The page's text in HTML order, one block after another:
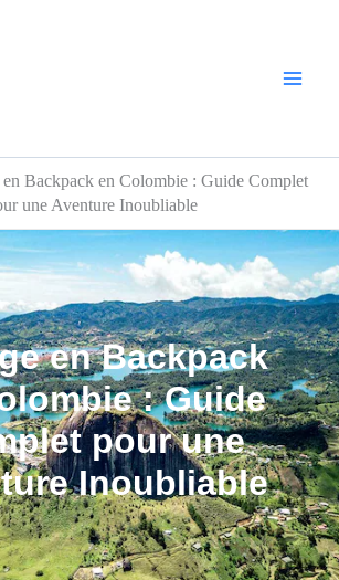
en Backpack en Colombie : Guide Complet
une Aventure Inoubliable
en Backpack
: Guide
pour une
Inoubliable